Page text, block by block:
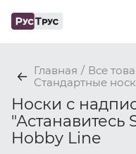
Главная / Все
Стандартные
Носки с
"Астанавитесь
Hobby Line